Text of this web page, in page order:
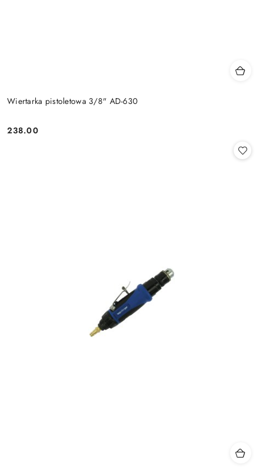
Wiertarka pistoletowa 3/8" AD-630
Cena:
238.00